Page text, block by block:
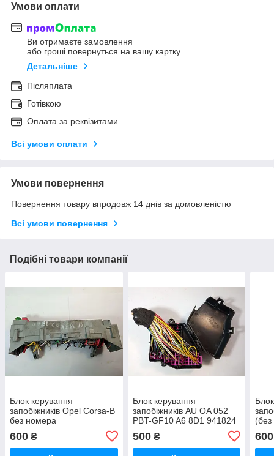
Умови оплати
Ви отримаєте замовлення
або гроші повернуться на вашу картку
Детальніше
Післяплата
Готівкою
Оплата за реквізитами
Всі умови оплати
Умови повернення
Повернення товару впродовж 14 днів за домовленістю
Всі умови повернення
Подібні товари компанії
Блок керування
запобіжників Opel Corsa-B
без номера
600 ₴
Блок керування
запобіжників AU OA 052
PBT-GF10 A6 8D1 941824
500₴ 600